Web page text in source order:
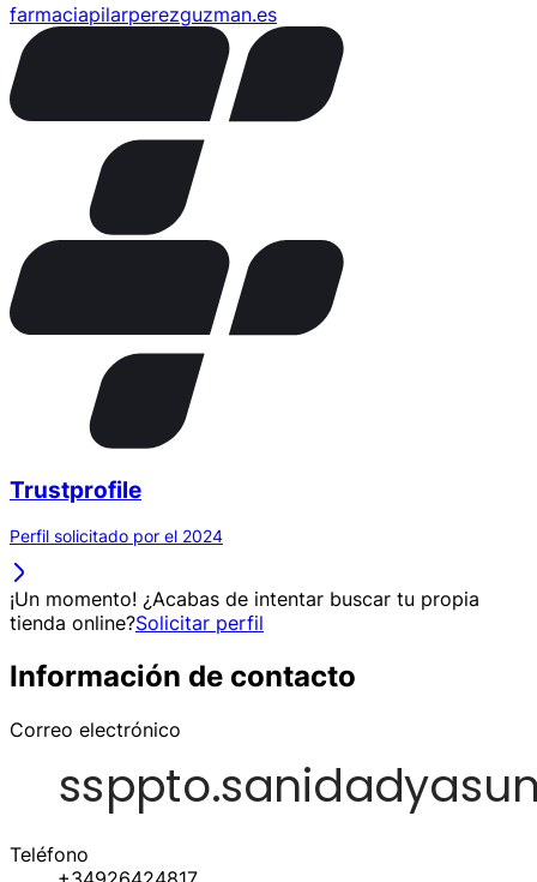
farmaciapilarperezguzman.es
Trustprofile
Perfil solicitado por el 2024
¡Un momento! ¿Acabas de intentar buscar tu propia
tienda online?Solicitar perfil
Información de contacto
Correo electrónico
Teléfono